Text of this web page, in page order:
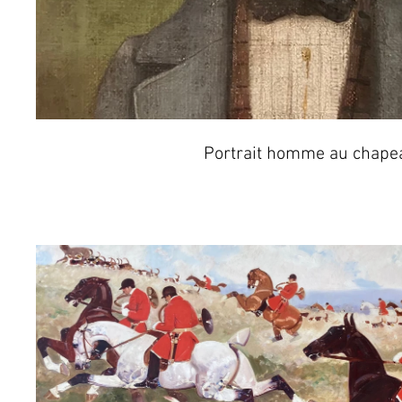
Portrait homme au